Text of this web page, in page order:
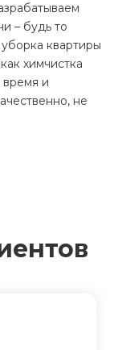
– будь то
квартиры
химчистка
и
не